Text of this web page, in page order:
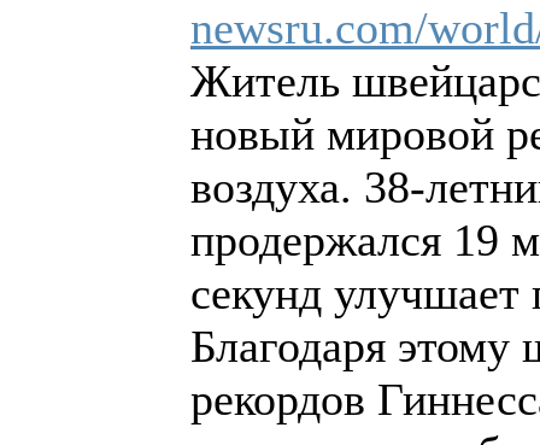
newsru.com/
Житель
новый мировой
воздуха. 38-
продержался 19
секунд
Благодаря
рекордов